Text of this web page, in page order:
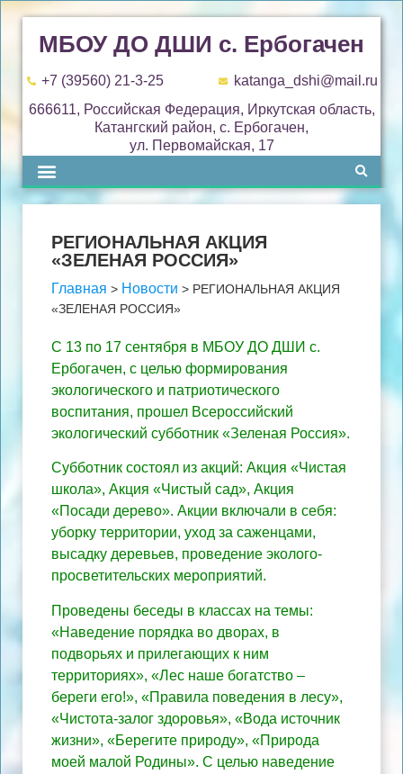
МБОУ ДО ДШИ с. Ербогачен
+7 (39560) 21-3-25
katanga_dshi@mail.ru
666611, Российская Федерация, Иркутская область,
Катангский район, с. Ербогачен,
ул. Первомайская, 17
РЕГИОНАЛЬНАЯ АКЦИЯ
«ЗЕЛЕНАЯ РОССИЯ»
Главная > Новости > РЕГИОНАЛЬНАЯ АКЦИЯ
«ЗЕЛЕНАЯ РОССИЯ»
С 13 по 17 сентября в МБОУ ДО ДШИ с.
Ербогачен, с целью формирования
экологического и патриотического
воспитания, прошел Всероссийский
экологический субботник «Зеленая Россия».
Субботник состоял из акций: Акция «Чистая
школа», Акция «Чистый сад», Акция
«Посади дерево». Акции включали в себя:
уборку территории, уход за саженцами,
высадку деревьев, проведение эколого-
просветительских мероприятий.
Проведены беседы в классах на темы:
«Наведение порядка во дворах, в
подворьях и прилегающих к ним
территориях», «Лес наше богатство –
береги его!», «Правила поведения в лесу»,
«Чистота-залог здоровья», «Вода источник
жизни», «Берегите природу», «Природа
моей малой Родины». С целью наведение